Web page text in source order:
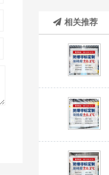
相关推荐